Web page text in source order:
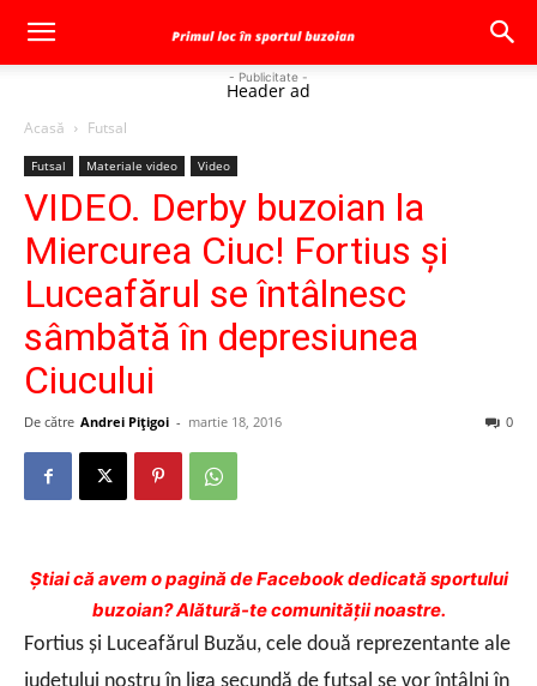
- Publicitate -
Header ad
Acasă Futsal
Futsal Materiale video Video
VIDEO. Derby buzoian la
Miercurea Ciuc! Fortius şi
Luceafărul se întâlnesc
sâmbătă în depresiunea
Ciucului
De către Andrei Pițigoi - martie 18, 2016 0
Ştiai că avem o pagină de Facebook dedicată sportului
buzoian? Alătură-te comunității noastre.
Fortius şi Luceafărul Buzău, cele două reprezentante ale